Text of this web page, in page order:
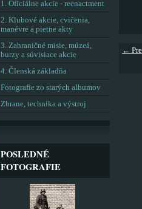
←
1. Oficiálne akcie - reenactment
2. Klubové akcie, cvičenia,
manévre a pietne akty
3. Zahraničné misie, múzeá,
burzy a súvisiace akcie
4. Členská základňa
Fotografie zo starých albumov
Zbrane, technika a výstroj
POSLEDNÉ
FOTOGRAFIE